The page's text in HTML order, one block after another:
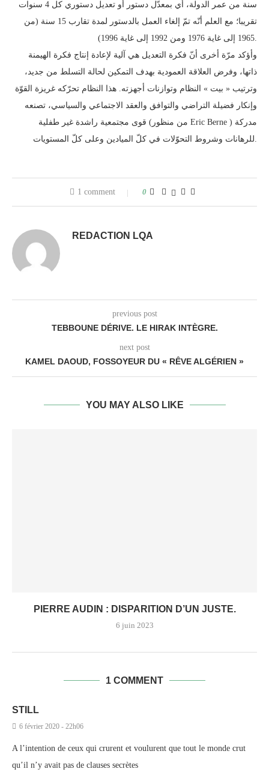
سنة من عمر الدولة، أي بمعدّل دستور أو تعديل دستوري كل 4 سنوات
تقريبا؛ مع العلم أنّه تمّ إلغاء العمل بالدستور لمدة تقارب 15 سنة (من
1965 إلى غاية 1976 ومن 1992 إلى غاية 1996).
وأؤكد مرّة أخرى أنّ فكرة التعديل هي آلية لإعادة إنتاج فكرة الهيمنة
ذاتها، وفرض العلاقة العمودية بهدف التمكين لحالة التسلط من جديد،
وترتيب « بيت » النظام وتوازنات أجهزته. هذا النظام تحرّكه غريزة القوّة
وإنكار فضيلة التراضي والتوافق والعقد الاجتماعي والسياسي، تصنعه
قوى مجتمعية راشدة غير طفلية (من منظور Eric Berne ) مدركة
للرهانات وشروط التحوّلات في كلّ الميادين وعلى كلّ المستويات.
1 comment 0
REDACTION LQA
previous post
TEBBOUNE DÉRIVE. LE HIRAK INTÈGRE.
next post
KAMEL DAOUD, FOSSOYEUR DU « RÊVE ALGÉRIEN »
YOU MAY ALSO LIKE
PIERRE AUDIN : DISPARITION D’UN JUSTE.
6 juin 2023
1 COMMENT
STILL
6 février 2020 - 22h06
A l’intention de ceux qui crurent et voulurent que tout le monde crut
qu’il n’y avait pas de clauses secrètes